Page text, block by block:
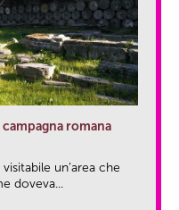
romana
un’area che
doveva...